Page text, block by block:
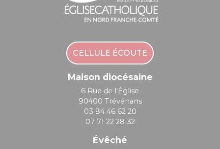
CELLULE ÉCOUTE
Maison diocésaine
6 Rue de l'Église
90400 Trévénans
03 84 46 62 20
07 71 22 28 32
Évêché